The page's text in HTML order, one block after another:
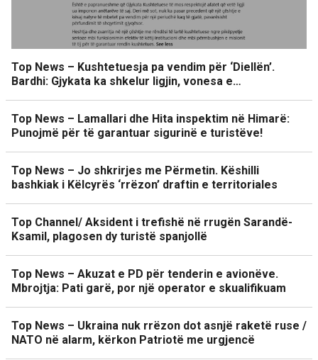
Top News – Kushtetuesja pa vendim për ‘Diellën’.
Bardhi: Gjykata ka shkelur ligjin, vonesa e…
Top News – Lamallari dhe Hita inspektim në Himarë:
Punojmë për të garantuar sigurinë e turistëve!
Top News – Jo shkrirjes me Përmetin. Këshilli
bashkiak i Këlcyrës ‘rrëzon’ draftin e territoriales
Top Channel/ Aksident i trefishë në rrugën Sarandë-
Ksamil, plagosen dy turistë spanjollë
Top News – Akuzat e PD për tenderin e avionëve.
Mbrojtja: Pati garë, por një operator e skualifikuam
Top News – Ukraina nuk rrëzon dot asnjë raketë ruse /
NATO në alarm, kërkon Patriotë me urgjencë